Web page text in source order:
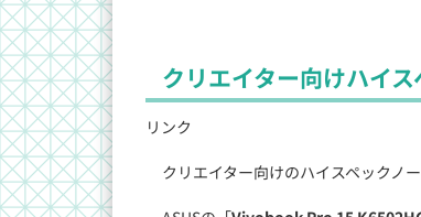
クリエイター向けハイ
リンク
クリエイター向けのハイスペックノ